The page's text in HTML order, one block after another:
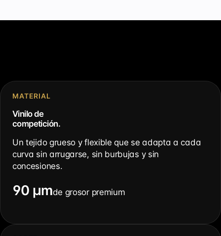
MATERIAL
Vinilo de
competición.
Un tejido grueso y flexible que se adapta a cada
curva sin arrugarse, sin burbujas y sin
concesiones.
90 µmde grosor premium